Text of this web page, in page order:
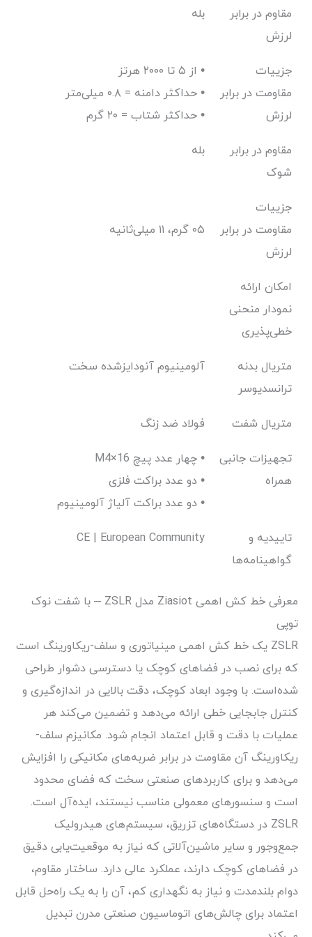
مقاوم در برابر
لرزش
بله
جزییات
مقاومت در برابر
لرزش
از ۵ تا ۲۰۰۰ هرتز •
حداکثر دامنه = ۰.۸ میلی‌متر •
حداکثر شتاب = ۲۰ گرم •
مقاوم در برابر
شوک
بله
جزییات
مقاومت در برابر
لرزش
۵۰ گرم، ۱۱ میلی‌ثانیه
امکان ارائه
نمودار منحنی
خطی‌پذیری
متریال بدنه
ترانسدیوسر
آلومینیوم آنودایز‌شده سخت
متریال شفت فولاد ضد زنگ
تجهیزات جانبی
همراه
M4×16 چهار عدد پیچ •
دو عدد براکت فلزی •
دو عدد براکت آلیاژ آلومینیوم •
تاییدیه و
گواهینامه‌ها
CE | European Community
معرفی خط کش اهمی Ziasiot مدل ZSLR – با شفت نوک
توپی
ZSLR یک خط کش اهمی مینیاتوری و سلف-ریکاورینگ است
که برای نصب در فضاهای کوچک یا دسترسی دشوار طراحی
شده‌است. با وجود ابعاد کوچک، دقت بالایی در اندازه‌گیری و
کنترل جابجایی خطی ارائه می‌دهد و تضمین می‌کند هر
عملیات با دقت و قابل اعتماد انجام شود. مکانیزم سلف-
ریکاورینگ آن مقاومت در برابر ضربه‌های مکانیکی را افزایش
می‌دهد و برای کاربردهای صنعتی سخت که فضای محدود
است و سنسورهای معمولی مناسب نیستند، ایده‌آل است.
ZSLR در دستگاه‌های تزریق، سیستم‌های هیدرولیک
جمع‌وجور و سایر ماشین‌آلاتی که نیاز به موقعیت‌یابی دقیق
در فضاهای کوچک دارند، عملکرد عالی دارد. ساختار مقاوم،
دوام بلندمدت و نیاز به نگهداری کم، آن را به یک راه‌حل قابل
اعتماد برای چالش‌های اتوماسیون صنعتی مدرن تبدیل